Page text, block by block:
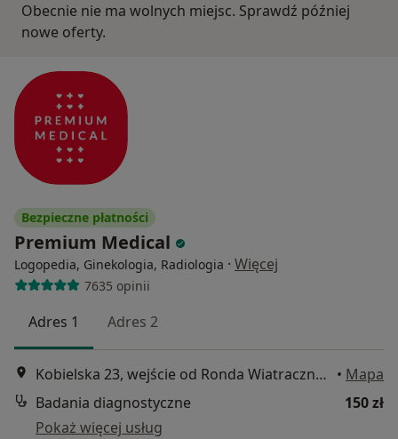
Obecnie nie ma wolnych miejsc. Sprawdź później
nowe oferty.
Bezpieczne płatności
Premium Medical
Logopedia, Ginekologia, Radiologia · Więcej
7635 opinii
Adres 1 Adres 2
Kobielska 23, wejście od Ronda Wiatraczna, Galeria Grochów, Warszawa • Mapa
Badania diagnostyczne
150 zł
Pokaż więcej usług